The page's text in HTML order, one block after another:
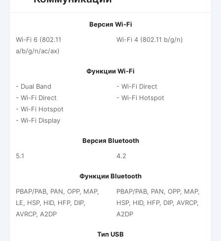
Версия Wi-Fi
Wi-Fi 6 (802.11
a/b/g/n/ac/ax)
Wi-Fi 4 (802.11 b/g/n)
Функции Wi-Fi
- Dual Band
- Wi-Fi Direct
- Wi-Fi Hotspot
- Wi-Fi Display
- Wi-Fi Direct
- Wi-Fi Hotspot
Версия Bluetooth
5.1
4.2
Функции Bluetooth
PBAP/PAB, PAN, OPP, MAP,
LE, HSP, HID, HFP, DIP,
AVRCP, A2DP
PBAP/PAB, PAN, OPP, MAP,
HSP, HID, HFP, DIP, AVRCP,
A2DP
Тип USB